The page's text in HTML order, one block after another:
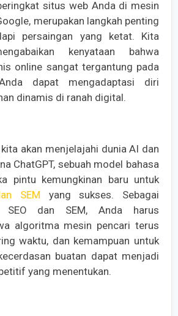
situs web Anda di mesin
merupakan langkah penting
persaingan yang ketat. Kita
kenyataan bahwa
online sangat tergantung pada
dapat mengadaptasi diri
dinamis di ranah digital.
akan menjelajahi dunia AI dan
ChatGPT, sebuah model bahasa
pintu kemungkinan baru untuk
SEM yang sukses. Sebagai
SEO dan SEM, Anda harus
algoritma mesin pencari terus
waktu, dan kemampuan untuk
buatan dapat menjadi
yang menentukan.